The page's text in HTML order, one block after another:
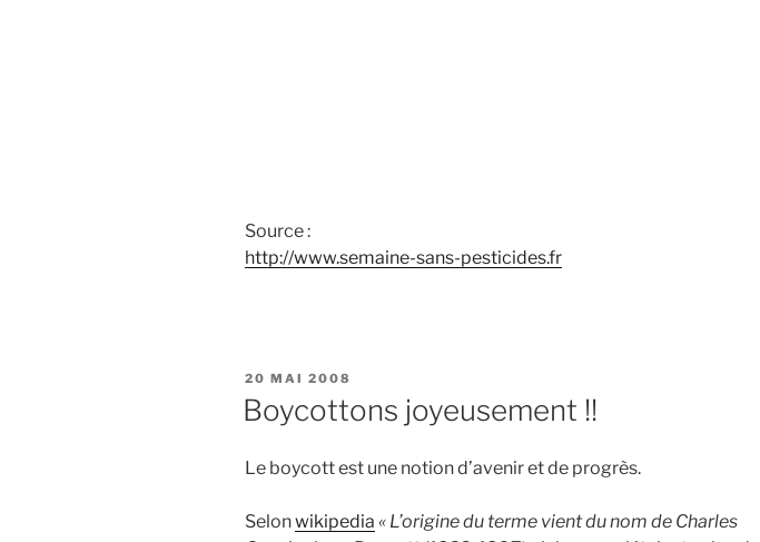
Source :
http://www.semaine-sans-pesticides.fr
PUBLIÉ
20 MAI 2008
Boycottons joyeusement !!
Le boycott est une notion d’avenir et de progrès.
Selonwikipedia « L’origine du terme vient du nom de Charles